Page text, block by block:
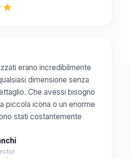
erano incredibilmente
dimensione senza
Che avessi bisogno
piccola icona o un enorme
stati costantemente